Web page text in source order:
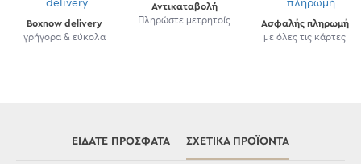
Boxnow delivery
γρήγορα & εύκολα
Αντικαταβολή
Πληρώστε μετρητοίς
Ασφαλής πληρωμή
με όλες τις κάρτες
ΕΊΔΑΤΕ ΠΡΌΣΦΑΤΑ ΣΧΕΤΙΚΆ ΠΡΟΪΌΝΤΑ